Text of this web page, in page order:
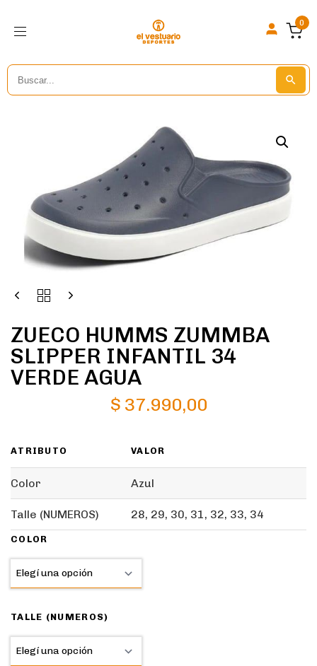
0
Search
for:
Search
ZUECO HUMMS ZUMMBA
SLIPPER INFANTIL 34
VERDE AGUA
$37.990,00
ATRIBUTO VALOR
Color Azul
Talle (NUMEROS) 28, 29, 30, 31, 32, 33, 34
COLOR
TALLE (NUMEROS)